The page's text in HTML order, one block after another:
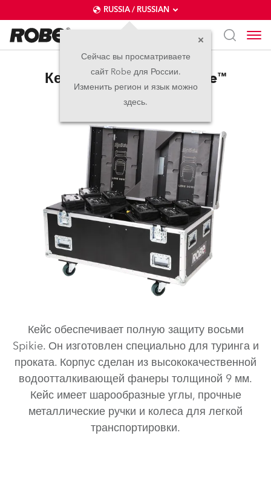
RUSSIA / RUSSIAN
Сейчас вы просматриваете
сайт Robe для России.
Изменить регион и язык можно
здесь.
Кейс Для Восьми Spikie™
Кейс обеспечивает полную защиту восьми
Spikie. Он изготовлен специально для туринга и
проката. Корпус сделан из высококачественной
водоотталкивающей фанеры толщиной 9 мм.
Кейс имеет шарообразные углы, прочные
металлические ручки и колеса для легкой
транспортировки.